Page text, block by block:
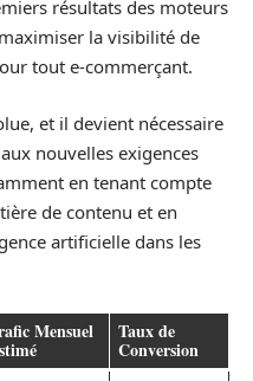
résultats des moteurs
la visibilité de
tout e-commerçant.
et il devient nécessaire
nouvelles exigences
en tenant compte
de contenu et en
artificielle dans les
Mensuel Taux de
Conversion